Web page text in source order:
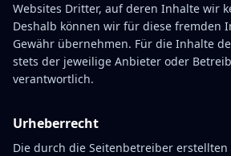
Websites Dritter, auf deren Inhalte wir
Deshalb können wir für diese fremden
Gewähr übernehmen. Für die Inhalte
stets der jeweilige Anbieter oder
verantwortlich.
Urheberrecht
Die durch die Seitenbetreiber